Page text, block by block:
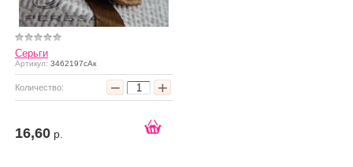
Серьги
Артикул: 3462197сАк
Количество: − +
16,60 р.